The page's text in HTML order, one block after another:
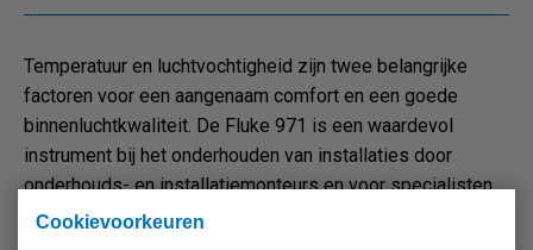
Cookievoorkeuren
Temperatuur en luchtvochtigheid zijn twee belangrijke
factoren voor een aangenaam comfort en een goede
binnenluchtkwaliteit. De Fluke 971 is een waardevol
instrument bij het onderhouden van installaties door
onderhouds- en installatiemonteurs en voor specialisten
die de binnenluchtkwaliteit beoordelen.